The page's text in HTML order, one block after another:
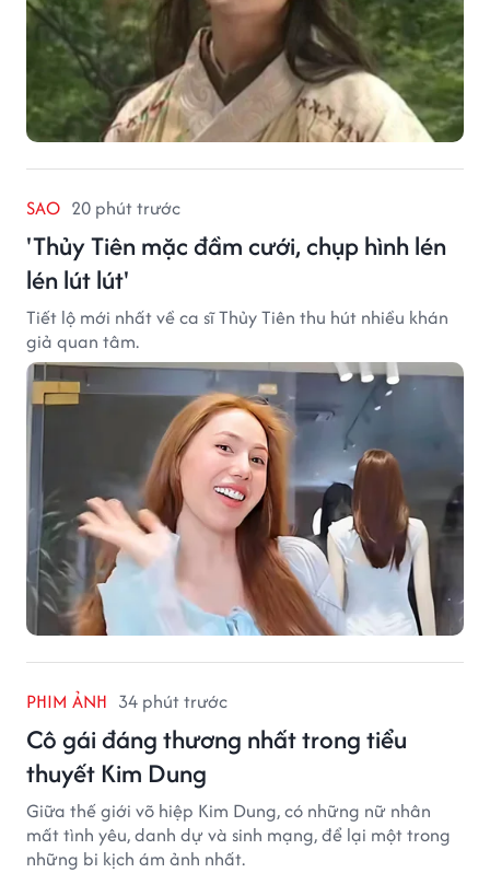
SAO 20 phút trước
'Thủy Tiên mặc đầm cưới, chụp hình lén
lén lút lút'
Tiết lộ mới nhất về ca sĩ Thủy Tiên thu hút nhiều khán
giả quan tâm.
PHIM ẢNH 34 phút trước
Cô gái đáng thương nhất trong tiểu
thuyết Kim Dung
Giữa thế giới võ hiệp Kim Dung, có những nữ nhân
mất tình yêu, danh dự và sinh mạng, để lại một trong
những bi kịch ám ảnh nhất.